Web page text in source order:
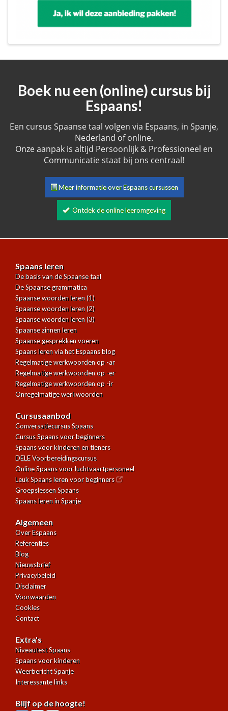
Boek nu een (online) cursus bij
Espaans!
Een cursus Spaanse taal volgen via Espaans, in Spanje,
Nederland of online.
Onze aanpak is altijd Persoonlijk & Professioneel en
Communicatie staat bij ons centraal!
Meer informatie over Espaans cursussen
Ontdek de online leeromgeving
Spaans leren
De basis van de Spaanse taal
De Spaanse grammatica
Spaanse woorden leren (1)
Spaanse woorden leren (2)
Spaanse woorden leren (3)
Spaanse zinnen leren
Spaanse gesprekken voeren
Spaans leren via het Espaans blog
Regelmatige werkwoorden op -ar
Regelmatige werkwoorden op -er
Regelmatige werkwoorden op -ir
Onregelmatige werkwoorden
Cursusaanbod
Conversatiecursus Spaans
Cursus Spaans voor beginners
Spaans voor kinderen en tieners
DELE Voorbereidingscursus
Online Spaans voor luchtvaartpersoneel
Leuk Spaans leren voor beginners
Groepslessen Spaans
Spaans leren in Spanje
Algemeen
Over Espaans
Referenties
Blog
Nieuwsbrief
Privacybeleid
Disclaimer
Voorwaarden
Cookies
Contact
Extra's
Niveautest Spaans
Spaans voor kinderen
Weerbericht Spanje
Interessante links
Blijf op de hoogte!